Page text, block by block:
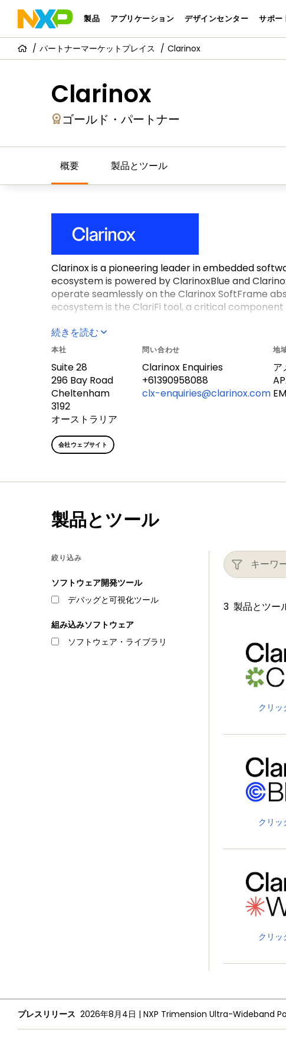
製品 アプリケーション デザインセンター サポー
パートナーマーケットプレイス Clarinox
Clarinox
ゴールド・パートナー
概要 製品とツール
Clarinox is a pioneering leader in embedded
ecosystem is powered by ClarinoxBlue and
operate seamlessly on the Clarinox SoftFrame
ecosystem is the ClariFi tool, a critical
続きを読む
本社
Suite 28
296 Bay Road
Cheltenham
3192
オーストラリア
問い合わせ
Clarinox Enquiries
+61390958088
clx-enquiries@clarinox.com
地
ア
会社ウェブサイト
製品とツール
絞り込み
ソフトウェア開発ツール
デバッグと可視化ツール
組み込みソフトウェア
ソフトウェア・ライブラリ
3 製品とツー
クリッ
クリッ
クリッ
プレスリリース 2026年8月4日 |